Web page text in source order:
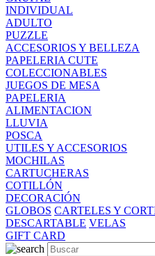
INDIVIDUAL
ADULTO
PUZZLE
ACCESORIOS Y BELLEZA
PAPELERIA CUTE
COLECCIONABLES
JUEGOS DE MESA
PAPELERIA
ALIMENTACION
LLUVIA
POSCA
UTILES Y ACCESORIOS
MOCHILAS
CARTUCHERAS
COTILLÓN
DECORACIÓN
GLOBOS CARTELES Y
DESCARTABLE VELAS
GIFT CARD